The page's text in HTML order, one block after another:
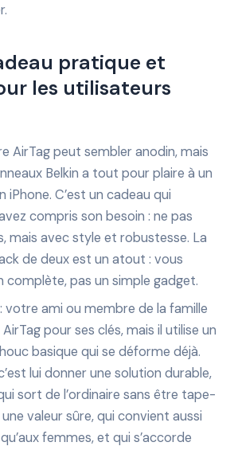
pratique et
les utilisateurs
AirTag peut sembler anodin, mais
Belkin a tout pour plaire à un
iPhone. C’est un cadeau qui
compris son besoin : ne pas
mais avec style et robustesse. La
de deux est un atout : vous
complète, pas un simple gadget.
votre ami ou membre de la famille
pour ses clés, mais il utilise un
basique qui se déforme déjà.
lui donner une solution durable,
sort de l’ordinaire sans être tape-
valeur sûre, qui convient aussi
femmes, et qui s’accorde